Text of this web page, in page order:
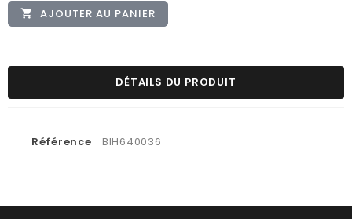
 AJOUTER AU PANIER
DÉTAILS DU PRODUIT
Référence BIH640036